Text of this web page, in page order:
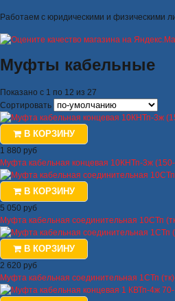
Работаем с юридическими и физическими
Муфты кабельные
Показано с 1 по 12 из 27
Сортировать
В КОРЗИНУ
1 880 руб
Муфта кабельная концевая 10КНТп-3ж
В КОРЗИНУ
5 050 руб
Муфта кабельная соединительная 10СТп
В КОРЗИНУ
2 620 руб
Муфта кабельная соединительная 1СТп